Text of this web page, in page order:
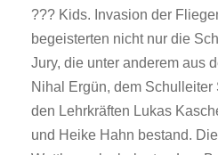
??? Kids. Invasion der
begeisterten nicht nur die
Jury, die unter anderem aus
Nihal Ergün, dem Schulleiter
den Lehrkräften Lukas
und Heike Hahn bestand.